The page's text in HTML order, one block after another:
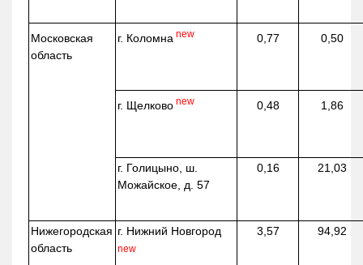
Московская
область
г. Коломна new 0,77 0,50
г. Щелково new 0,48 1,86
г. Голицыно, ш.
Можайское, д. 57
0,16 21,03
Нижегородская
область
г. Нижний Новгород
new
3,57 94,92